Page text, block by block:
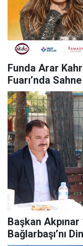
Funda Arar
Fuarı’nda
Başkan Akpınar
Bağlarbaşı’nı